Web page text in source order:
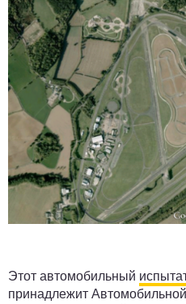
Этот автомобильный
принадлежит